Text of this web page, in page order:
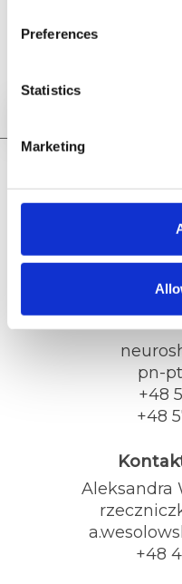
Preferences
Statistics
Marketing
zakończyło
Dane
ul.
pn-
+48
+48
Aleksandra
+48